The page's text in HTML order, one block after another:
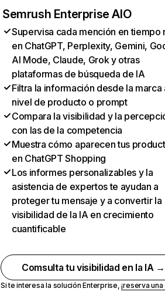
Semrush Enterprise AIO
Supervisa cada mención en tiempo
en ChatGPT, Perplexity, Gemini,
AI Mode, Claude, Grok y otras
plataformas de búsqueda de IA
Filtra la información desde la marca
nivel de producto o prompt
Compara la visibilidad y la
con las de la competencia
Muestra cómo aparecen tus
en ChatGPT Shopping
Los informes personalizables y la
asistencia de expertos te ayudan a
proteger tu mensaje y a convertir la
visibilidad de la IA en crecimiento
cuantificable
Comsulta tu visibilidad en la IA →
Si te interesa la solución Enterprise,¡reserva